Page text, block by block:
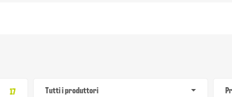
17Articolo trovatoTutti i produttori